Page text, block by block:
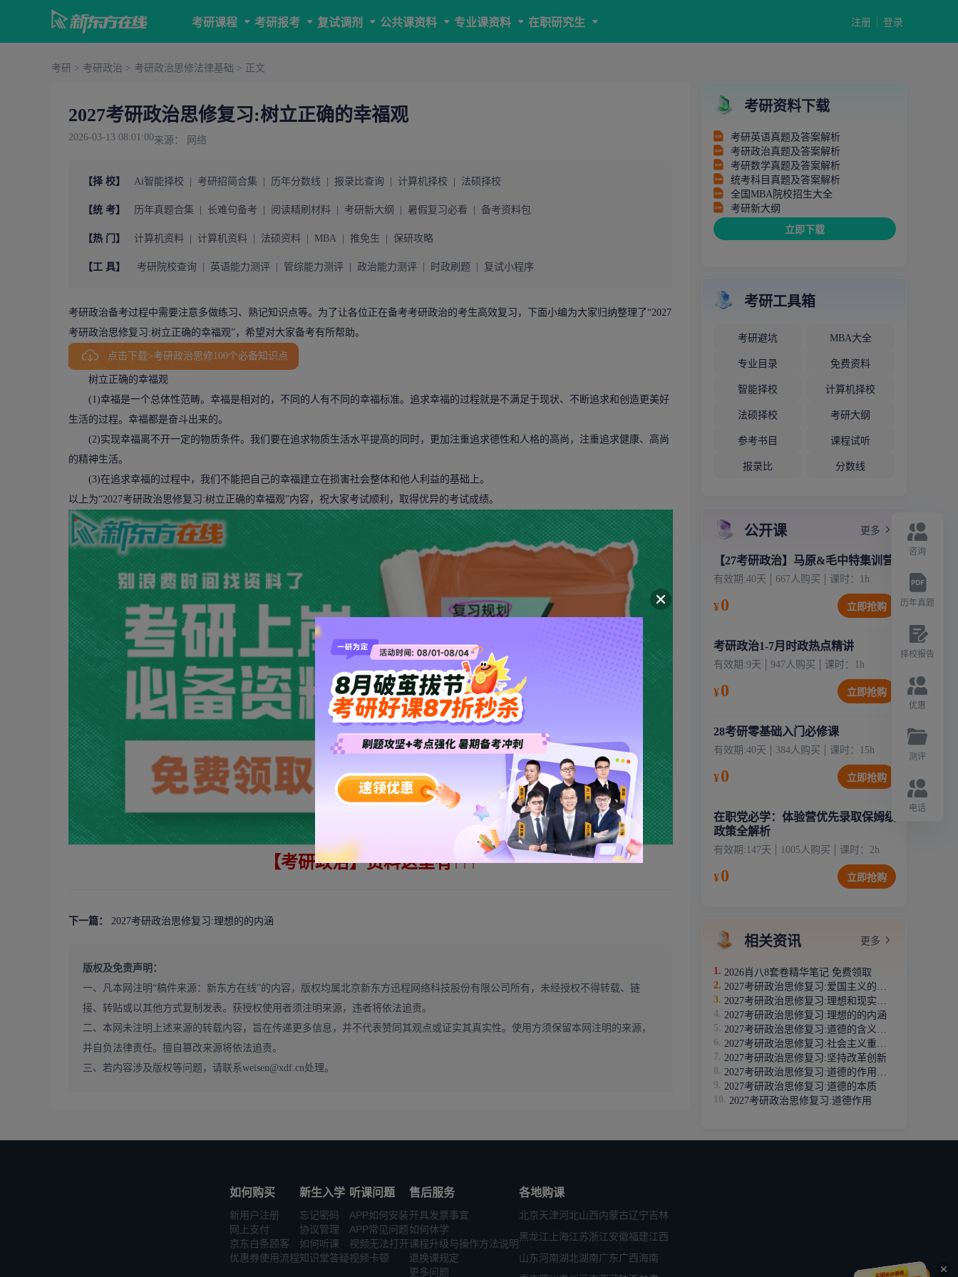
考研课程 考研报考 复试调剂 公共课资料 专业课资料 在职研究生 注册 登录
考研 > 考研政治 > 考研政治思修法律基础 > 正文
2027考研政治思修复习:树立正确的幸福观
2026-03-13 08:01:00来源： 网络
【择 校】 Ai智能择校 考研招简合集 历年分数线 报录比查询 计算机择校 法硕择校
【统 考】 历年真题合集 长难句备考 阅读精刷材料 考研新大纲 暑假复习必看 备考资料包
【热 门】 计算机资料 计算机资料 法硕资料 MBA 推免生 保研攻略
【工 具】 考研院校查询 英语能力测评 管综能力测评 政治能力测评 时政刷题 复试小程序
考研政治备考过程中需要注意多做练习、熟记知识点等。为了让各位正在备考考研政治的考生高效复习，下面小编为大家归纳整理了“2027
考研政治思修复习:树立正确的幸福观”，希望对大家备考有所帮助。
点击下载>考研政治思修100个必备知识点
树立正确的幸福观
(1)幸福是一个总体性范畴。幸福是相对的，不同的人有不同的幸福标准。追求幸福的过程就是不满足于现状、不断追求和创造更美好
生活的过程。幸福都是奋斗出来的。
(2)实现幸福离不开一定的物质条件。我们要在追求物质生活水平提高的同时，更加注重追求德性和人格的高尚，注重追求健康、高尚
的精神生活。
(3)在追求幸福的过程中，我们不能把自己的幸福建立在损害社会整体和他人利益的基础上。
以上为“2027考研政治思修复习:树立正确的幸福观”内容，祝大家考试顺利，取得优异的考试成绩。
【考研政治】资料这里有↑↑↑
下一篇： 2027考研政治思修复习:理想的的内涵
版权及免责声明：
一、凡本网注明“稿件来源：新东方在线”的内容，版权均属北京新东方迅程网络科技股份有限公司所有，未经授权不得转载、链
接、转贴或以其他方式复制发表。获授权使用者须注明来源，违者将依法追责。
二、本网未注明上述来源的转载内容，旨在传递更多信息，并不代表赞同其观点或证实其真实性。使用方须保留本网注明的来源，
并自负法律责任。擅自篡改来源将依法追责。
三、若内容涉及版权等问题，请联系weisen@xdf.cn处理。
考研资料下载
考研英语真题及答案解析
考研政治真题及答案解析
考研数学真题及答案解析
统考科目真题及答案解析
全国MBA院校招生大全
考研新大纲
立即下载
考研工具箱
考研避坑 MBA大全
专业目录 免费资料
智能择校 计算机择校
法硕择校 考研大纲
参考书目 课程试听
报录比 分数线
公开课 更多
【27考研政治】马原&毛中特集训营
有效期:40天 667人购买 课时： 1 h
¥0 立即抢购
考研政治1-7月时政热点精讲
有效期:9天 947人购买 课时： 1 h
¥0 立即抢购
28考研零基础入门必修课
有效期:40天 384人购买 课时： 15 h
¥0 立即抢购
在职党必学：体验营优先录取保姆级
政策全解析
有效期: 147天 1005人购买 课时： 2 h
¥0 立即抢购
相关资讯 更多
2026肖八8套卷精华笔记 免费领取
2027考研政治思修复习:爱国主义的基本内涵
2027考研政治思修复习:理想和现实的辩证关系
2027考研政治思修复习:理想的的内涵
2027考研政治思修复习:道德的含义与起源
2027考研政治思修复习:社会主义重要价值观
2027考研政治思修复习:坚持改革创新
2027考研政治思修复习:道德的作用主要表现
2027考研政治思修复习:道德的本质
2027考研政治思修复习:道德作用
如何购买
新用户注册
网上支付
京东白条顾客
优惠券使用流程
新生入学
忘记密码
协议管理
如何听课
知识堂答疑
听课问题
APP如何安装
APP常见问题
视频无法打开
视频卡顿
售后服务
开具发票事宜
如何休学
课程升级与操作方法说明
退换课规定
更多问题
各地购课
北京天津河北山西内蒙古辽宁吉林
黑龙江 上海江苏浙江安徽福建江西
山东河南湖北湖南广东广西海南
咨询
历年真题
择校报告
优惠
测评
电话